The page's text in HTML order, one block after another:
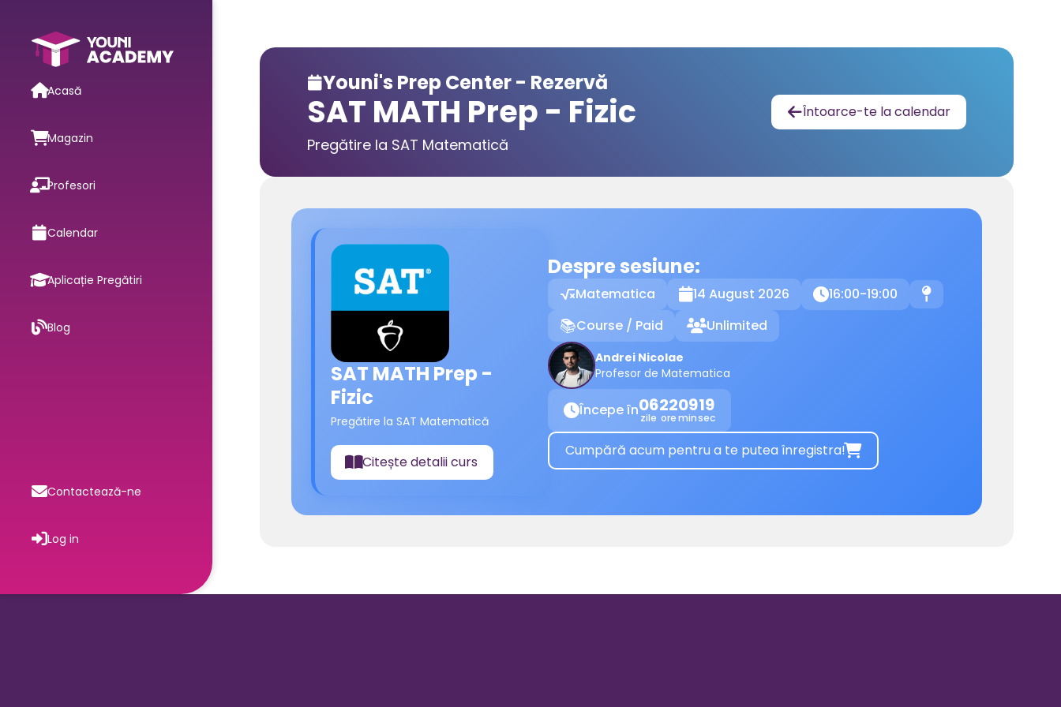
Acasă
Magazin
Profesori
Calendar
Aplicație Pregătiri
Blog
Contactează-ne
Log in
Youni's Prep Center - Rezervă
SAT MATH Prep - Fizic
Pregătire la SAT Matematică
Întoarce-te la calendar
SAT MATH Prep -
Fizic
Pregătire la SAT Matematică
📖Citește detalii curs
Despre sesiune:
Matematica 14 August 2026 16:00-19:00
📍
📚Course / Paid Unlimited
Andrei Nicolae
Profesor de Matematica
Începe în06
zile
22
ore
09
min
19
sec
Cumpără acum pentru a te putea înregistra!